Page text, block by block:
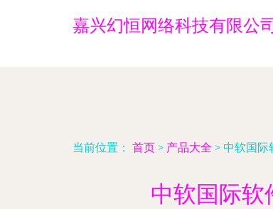
嘉兴幻恒网络科技有限公司
当前位置： 首页 > 产品大全 > 中软国际
中软国际软